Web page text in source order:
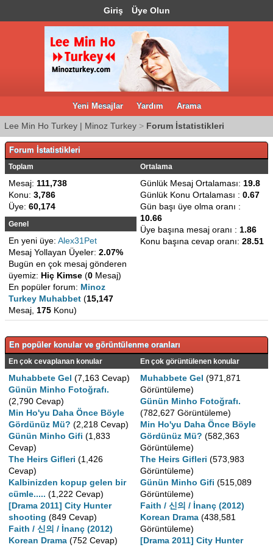
Giriş Üye Olun
Yeni Mesajlar Yardım Arama
Lee Min Ho Turkey | Minoz Turkey > Forum İstatistikleri
Forum İstatistikleri
Toplam Ortalama
Mesaj: 111,738
Konu: 3,786
Üye: 60,174
Günlük Mesaj Ortalaması: 19.8
Günlük Konu Ortalaması : 0.67
Gün başı üye olma oranı :
10.66
Üye başına mesaj oranı : 1.86
Konu başına cevap oranı: 28.51
Genel
En yeni üye: Alex31Pet
Mesaj Yollayan Üyeler: 2.07%
Bugün en çok mesaj gönderen
üyemiz: Hiç Kimse (0 Mesaj)
En popüler forum: Minoz
Turkey Muhabbet (15,147
Mesaj, 175 Konu)
En popüler konular ve görüntülenme oranları
En çok cevaplanan konular En çok görüntülenen konular
Muhabbete Gel (7,163 Cevap)
Günün Minho Fotoğrafı.
(2,790 Cevap)
Min Ho'yu Daha Önce Böyle
Gördünüz Mü? (2,218 Cevap)
Günün Minho Gifi (1,833
Cevap)
The Heirs Gifleri (1,426
Cevap)
Kalbinizden kopup gelen bir
cümle..... (1,222 Cevap)
[Drama 2011] City Hunter
shooting (849 Cevap)
Faith / 신의 / İnanç (2012)
Korean Drama (752 Cevap)
Muhabbete Gel (971,871
Görüntüleme)
Günün Minho Fotoğrafı.
(782,627 Görüntüleme)
Min Ho'yu Daha Önce Böyle
Gördünüz Mü? (582,363
Görüntüleme)
The Heirs Gifleri (573,983
Görüntüleme)
Günün Minho Gifi (515,089
Görüntüleme)
Faith / 신의 / İnanç (2012)
Korean Drama (438,581
Görüntüleme)
[Drama 2011] City Hunter